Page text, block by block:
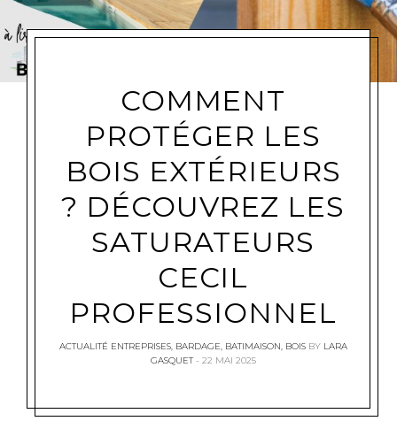
COMMENT
PROTÉGER LES
BOIS EXTÉRIEURS
? DÉCOUVREZ LES
SATURATEURS
CECIL
PROFESSIONNEL
ACTUALITÉ ENTREPRISES, BARDAGE, BATIMAISON, BOIS BY LARA
GASQUET
22 MAI 2025